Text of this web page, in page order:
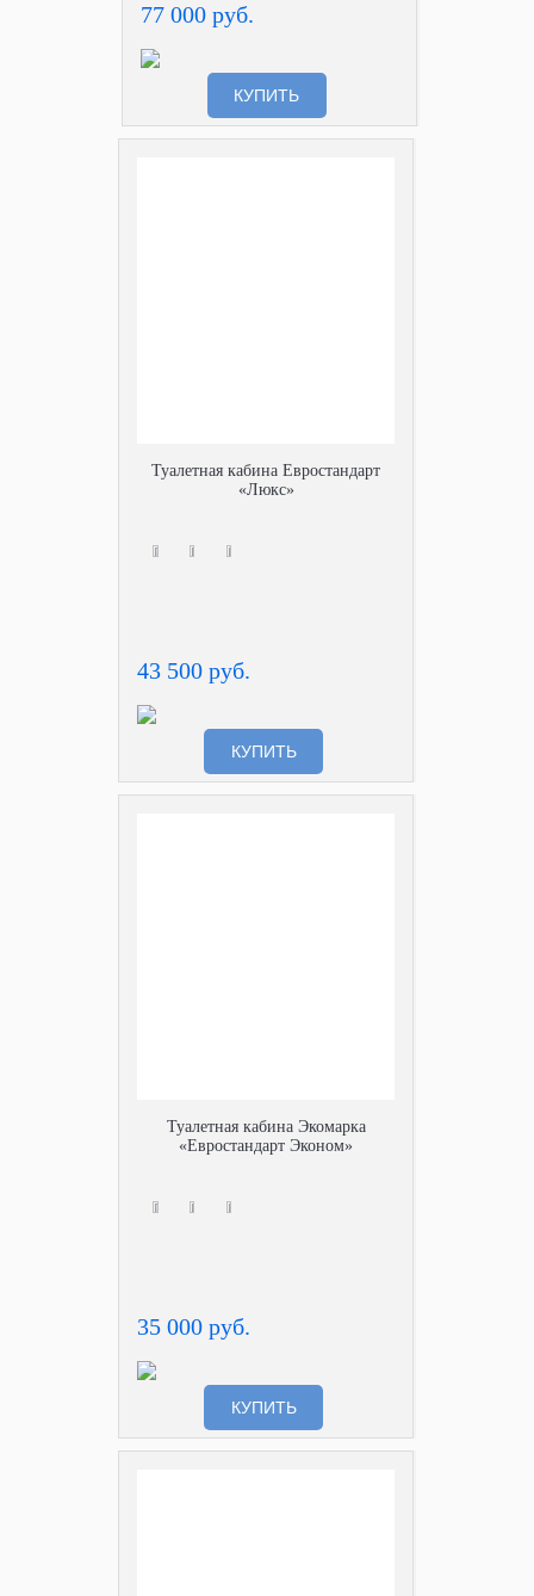
77 000 руб.
КУПИТЬ
Туалетная кабина Евростандарт
«Люкс»
43 500 руб.
КУПИТЬ
Туалетная кабина Экомарка
«Евростандарт Эконом»
35 000 руб.
КУПИТЬ